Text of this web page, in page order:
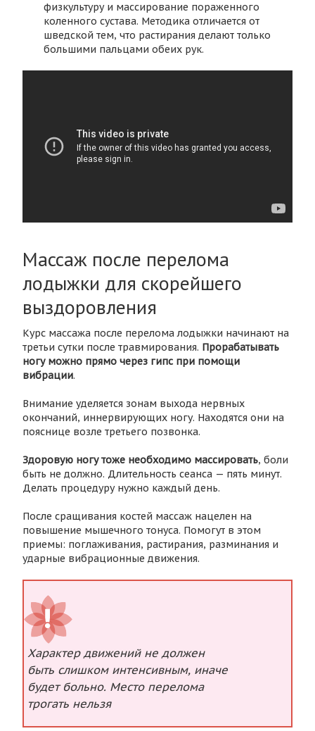
физкультуру и массирование пораженного
коленного сустава. Методика отличается от
шведской тем, что растирания делают только
большими пальцами обеих рук.
Массаж после перелома
лодыжки для скорейшего
выздоровления
Курс массажа после перелома лодыжки начинают на
третьи сутки после травмирования. Прорабатывать
ногу можно прямо через гипс при помощи
вибрации.
Внимание уделяется зонам выхода нервных
окончаний, иннервирующих ногу. Находятся они на
пояснице возле третьего позвонка.
Здоровую ногу тоже необходимо массировать, боли
быть не должно. Длительность сеанса — пять минут.
Делать процедуру нужно каждый день.
После сращивания костей массаж нацелен на
повышение мышечного тонуса. Помогут в этом
приемы: поглаживания, растирания, разминания и
ударные вибрационные движения.
Характер движений не должен
быть слишком интенсивным, иначе
будет больно. Место перелома
трогать нельзя